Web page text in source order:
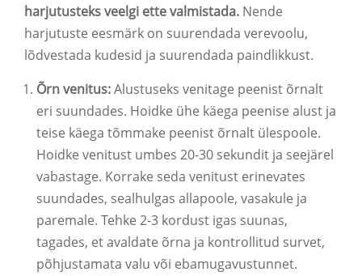
harjutusteks veelgi ette valmistada. Nende
harjutuste eesmärk on suurendada verevoolu,
lõdvestada kudesid ja suurendada paindlikkust.
Õrn venitus:Alustuseks venitage peenist õrnalt
eri suundades. Hoidke ühe käega peenise alust ja
teise käega tõmmake peenist õrnalt ülespoole.
Hoidke venitust umbes 20-30 sekundit ja seejärel
vabastage. Korrake seda venitust erinevates
suundades, sealhulgas allapoole, vasakule ja
paremale. Tehke 2-3 kordust igas suunas,
tagades, et avaldate õrna ja kontrollitud survet,
põhjustamata valu või ebamugavustunnet.